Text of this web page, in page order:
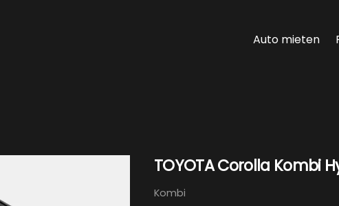
Auto mieten
TOYOTA Corolla Kombi
Kombi